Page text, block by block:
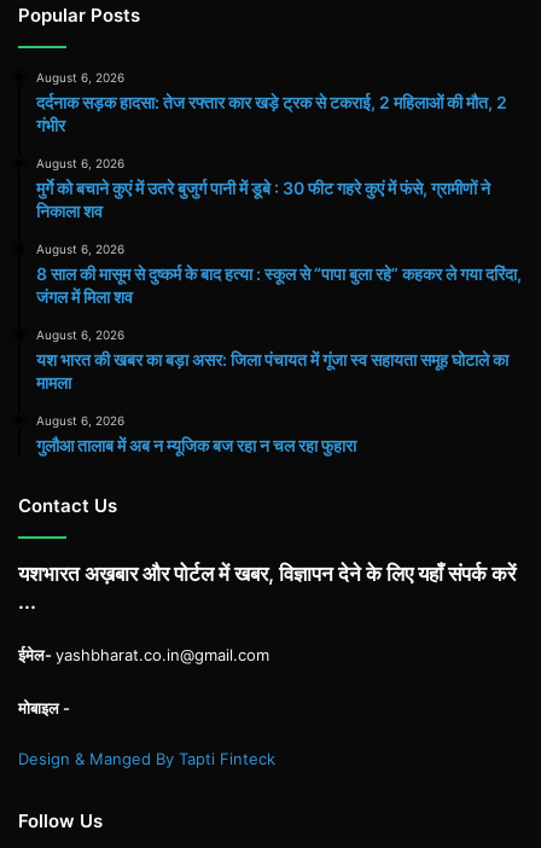
Popular Posts
August 6, 2026
दर्दनाक सड़क हादसा: तेज रफ्तार कार खड़े ट्रक से टकराई, 2 महिलाओं की मौत, 2
गंभीर
August 6, 2026
मुर्गे को बचाने कुएं में उतरे बुजुर्ग पानी में डूबे : 30 फीट गहरे कुएं में फंसे, ग्रामीणों ने
निकाला शव
August 6, 2026
8 साल की मासूम से दुष्कर्म के बाद हत्या : स्कूल से “पापा बुला रहे” कहकर ले गया दरिंदा,
जंगल में मिला शव
August 6, 2026
यश भारत की खबर का बड़ा असर: जिला पंचायत में गूंजा स्व सहायता समूह घोटाले का
मामला
August 6, 2026
गुलौआ तालाब में अब न म्यूजिक बज रहा न चल रहा फुहारा
Contact Us
यशभारत अख़बार और पोर्टल में खबर, विज्ञापन देने के लिए यहाँ संपर्क करें
...
ईमेल-yashbharat.co.in@gmail.com
मोबाइल -
Design & Manged By Tapti Finteck
Follow Us